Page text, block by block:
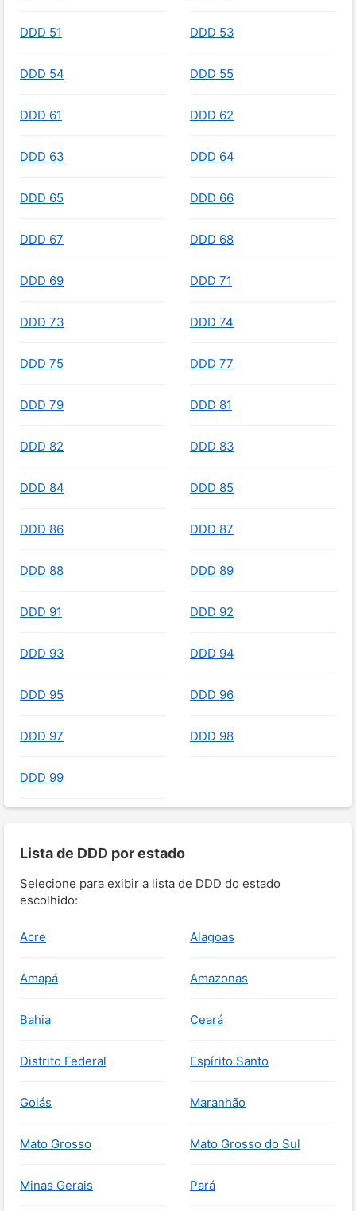
DDD 51 DDD 53
DDD 54 DDD 55
DDD 61 DDD 62
DDD 63 DDD 64
DDD 65 DDD 66
DDD 67 DDD 68
DDD 69 DDD 71
DDD 73 DDD 74
DDD 75 DDD 77
DDD 79 DDD 81
DDD 82 DDD 83
DDD 84 DDD 85
DDD 86 DDD 87
DDD 88 DDD 89
DDD 91 DDD 92
DDD 93 DDD 94
DDD 95 DDD 96
DDD 97 DDD 98
DDD 99
Lista de DDD por estado
Selecione para exibir a lista de DDD do estado
escolhido:
Acre Alagoas
Amapá Amazonas
Bahia Ceará
Distrito Federal Espírito Santo
Goiás Maranhão
Mato Grosso Mato Grosso do Sul
Minas Gerais Pará